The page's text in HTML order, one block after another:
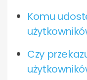
Komu
Czy